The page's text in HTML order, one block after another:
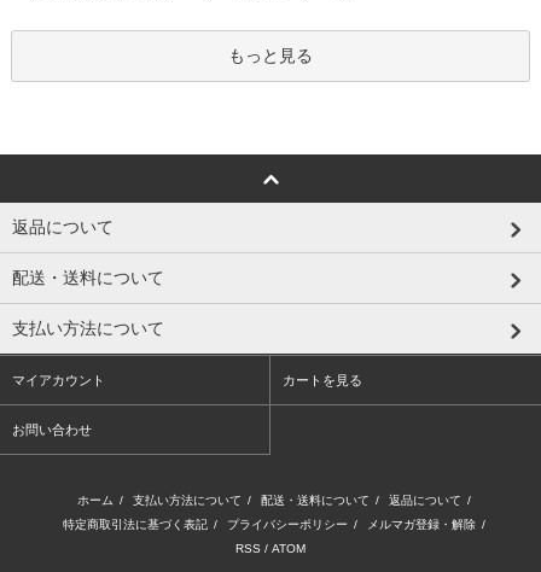
もっと見る
返品について
配送・送料について
支払い方法について
マイアカウント カートを見る
お問い合わせ
ホーム / 支払い方法について / 配送・送料について / 返品について /
特定商取引法に基づく表記 / プライバシーポリシー / メルマガ登録・解除 /
RSS / ATOM